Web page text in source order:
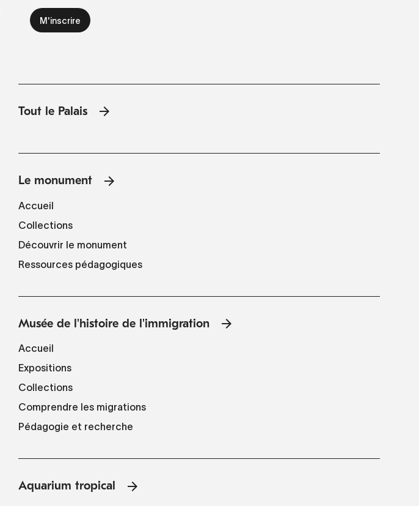
Tout le Palais
Le monument
Accueil
Collections
Découvrir le monument
Ressources pédagogiques
Musée de l'histoire de l'immigration
Accueil
Expositions
Collections
Comprendre les migrations
Pédagogie et recherche
Aquarium tropical